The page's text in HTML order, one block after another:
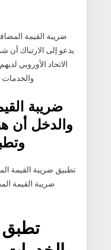
ضريبة القيمة
يدعو إلى الارتباك
الاتحاد الأوروبي
وتطبيق 5% على بعض
تطبيق ضريبة القيمة
ضريبة القيمة
تطبق